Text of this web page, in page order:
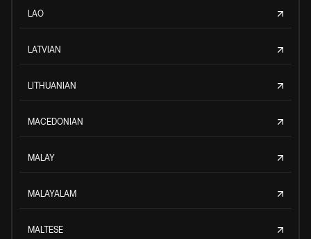
LAO
LATVIAN
LITHUANIAN
MACEDONIAN
MALAY
MALAYALAM
MALTESE